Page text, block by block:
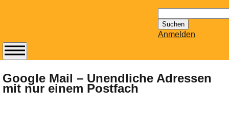
nach:
Anmelden
Google Mail – Unendliche Adressen
mit nur einem Postfach
Abonnieren Sie den
14-tägig
erscheinenden